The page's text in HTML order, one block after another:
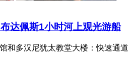
达佩斯1小时河上观光游船
和多汉尼犹太教堂大楼：快速通道